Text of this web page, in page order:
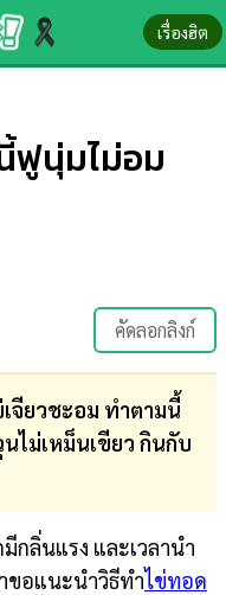
เรื่องฮิต
ฟูนุ่มไม่อม
คัดลอกลิงก์
จียวชะอม ทำตามนี้
ไม่เหม็นเขียว กินกับ
ลิ่นแรง และเวลานำ
ขอแนะนำวิธีทำไข่ทอด